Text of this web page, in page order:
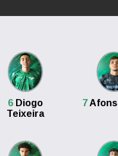
6 Diogo
Teixeira
7